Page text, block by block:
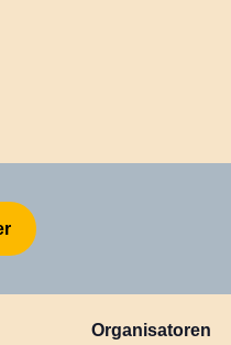
Organisatoren